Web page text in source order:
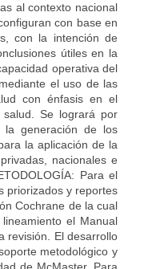
al contexto nacional
con base en
con la intención de
útiles en la
operativa del
el uso de las
con énfasis en el
Se logrará por
la generación de los
la aplicación de la
nacionales e
Para el
priorizados y reportes
Cochrane de la cual
el Manual
revisión. El desarrollo
metodológico y